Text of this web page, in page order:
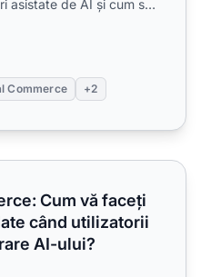
asistate de AI și cum se
Commerce +2
vă faceți produsele
Cum vă faceți
când utilizatorii
AI-ului?